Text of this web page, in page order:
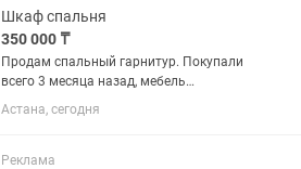
Шкаф спальня
350 000 ₸
Продам спальный гарнитур. Покупали
всего 3 месяца назад, мебель
практически новая, в отличном
состоянии. Продаю в связи с
Астана, сегодня
Реклама